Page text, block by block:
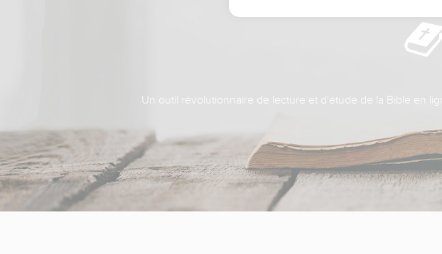
Un outil révolutionnaire de lecture et d'étude de la Bible en